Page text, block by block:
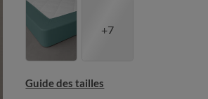
+7
Guide des tailles